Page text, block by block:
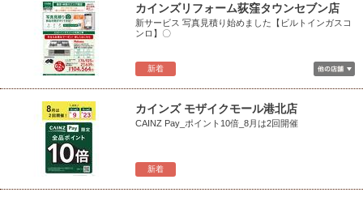
新着
カインズリフォーム荻窪タウンセブン店
新サービス 写真見積り始めました【ビルトインガスコ
ンロ】〇
新着
カインズ モザイクモール港北店
CAINZ Pay_ポイント10倍_8月は2回開催